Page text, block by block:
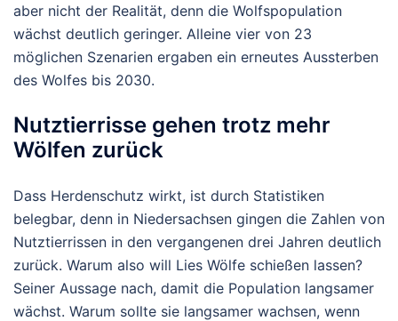
aber nicht der Realität, denn die Wolfspopulation
wächst deutlich geringer. Alleine vier von 23
möglichen Szenarien ergaben ein erneutes Aussterben
des Wolfes bis 2030.
Nutztierrisse gehen trotz mehr
Wölfen zurück
Dass Herdenschutz wirkt, ist durch Statistiken
belegbar, denn in Niedersachsen gingen die Zahlen von
Nutztierrissen in den vergangenen drei Jahren deutlich
zurück. Warum also will Lies Wölfe schießen lassen?
Seiner Aussage nach, damit die Population langsamer
wächst. Warum sollte sie langsamer wachsen, wenn